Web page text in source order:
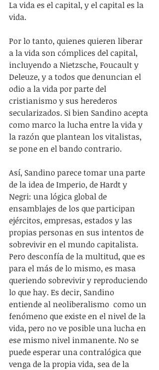
La vida es el capital, y el capital es la
vida.
Por lo tanto, quienes quieren liberar
a la vida son cómplices del capital,
incluyendo a Nietzsche, Foucault y
Deleuze, y a todos que denuncian el
odio a la vida por parte del
cristianismo y sus herederos
secularizados. Si bien Sandino acepta
como marco la lucha entre la vida y
la razón que plantean los vitalistas,
se pone en el bando contrario.
Así, Sandino parece tomar una parte
de la idea de Imperio, de Hardt y
Negri: una lógica global de
ensamblajes de los que participan
ejércitos, empresas, estados y las
propias personas en sus intentos de
sobrevivir en el mundo capitalista.
Pero desconfía de la multitud, que es
para el más de lo mismo, es masa
queriendo sobrevivir y reproduciendo
lo que hay. Es decir, Sandino
entiende al neoliberalismo  como un
fenómeno que existe en el nivel de la
vida, pero no ve posible una lucha en
ese mismo nivel inmanente. No se
puede esperar una contralógica que
venga de la propia vida, sea de la